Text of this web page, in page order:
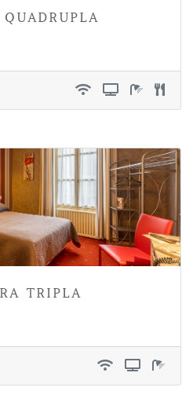
quadrupla
tripla